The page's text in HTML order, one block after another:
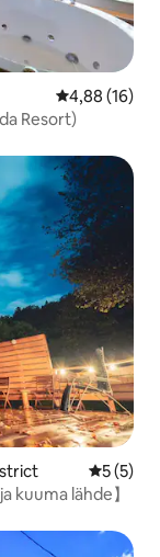
4,88 (16)
Resort)
5 (5)
kuuma lähde】